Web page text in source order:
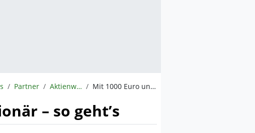
Partner Aktienwelt360 Mit 1000 Euro und 10 guten Ideen zum Millionär – so geht’s
– so geht’s